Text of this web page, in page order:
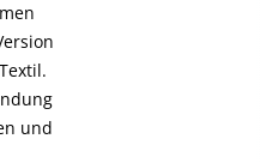
und